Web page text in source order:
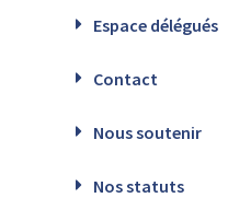
Espace délégués
Contact
Nous soutenir
Nos statuts